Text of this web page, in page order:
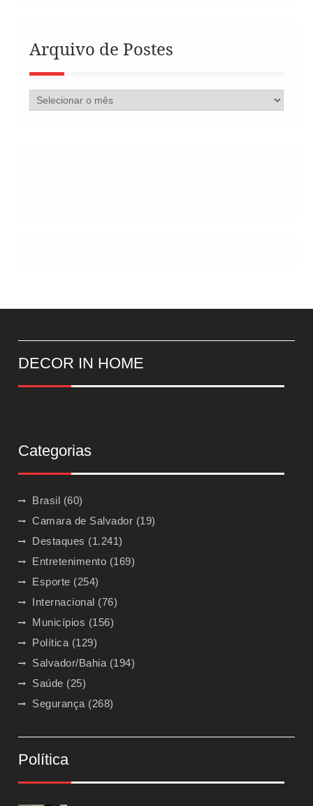
Arquivo de Postes
Arquivo
de
DECOR IN HOME
Categorias
Brasil (60)
Camara de Salvador (19)
Destaques (1.241)
Entretenimento (169)
Esporte (254)
Internacional (76)
Municípios (156)
Política (129)
Salvador/Bahia (194)
Saúde (25)
Segurança (268)
Política